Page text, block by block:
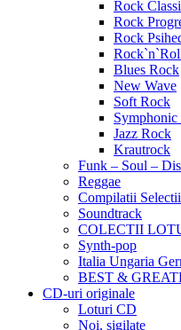
Rock
Rock
Rock
Blues Rock
New Wave
Soft Rock
Jazz Rock
Krautrock
Funk – Soul –
Reggae
Compilatii Selectii
Soundtrack
COLECTII
Synth-pop
Italia Ungaria
BEST &
CD-uri originale
Loturi CD
Noi, sigilate